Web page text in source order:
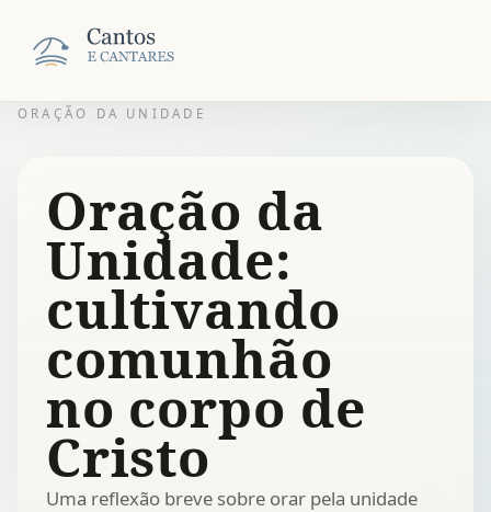
ORAÇÃO DA UNIDADE
Oração da
Unidade:
cultivando
comunhão
no corpo de
Cristo
Uma reflexão breve sobre orar pela unidade